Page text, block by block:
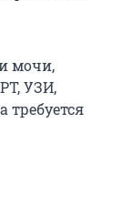
мочи,
УЗИ,
требуется